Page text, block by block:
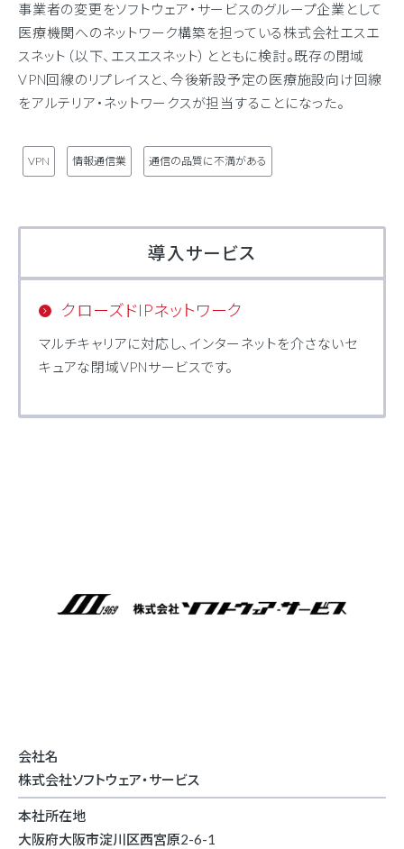
事業者の変更をソフトウェア・サービスのグループ企業として
医療機関へのネットワーク構築を担っている株式会社エスエ
スネット（以下、エスエスネット）とともに検討。既存の閉域
VPN回線のリプレイスと、今後新設予定の医療施設向け回線
をアルテリア・ネットワークスが担当することになった。
VPN 情報通信業 通信の品質に不満がある
導入サービス
クローズドIPネットワーク
マルチキャリアに対応し、インターネットを介さないセ
キュアな閉域VPNサービスです。
会社名
株式会社ソフトウェア・サービス
本社所在地
大阪府大阪市淀川区西宮原2-6-1